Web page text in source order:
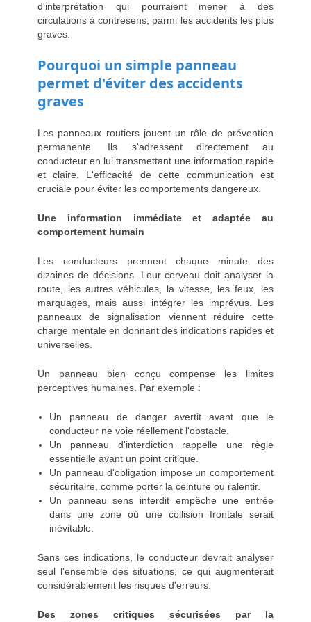
d'interprétation qui pourraient mener à des
circulations à contresens, parmi les accidents les plus
graves.
Pourquoi un simple panneau
permet d'éviter des accidents
graves
Les panneaux routiers jouent un rôle de prévention
permanente. Ils s'adressent directement au
conducteur en lui transmettant une information rapide
et claire. L'efficacité de cette communication est
cruciale pour éviter les comportements dangereux.
Une information immédiate et adaptée au
comportement humain
Les conducteurs prennent chaque minute des
dizaines de décisions. Leur cerveau doit analyser la
route, les autres véhicules, la vitesse, les feux, les
marquages, mais aussi intégrer les imprévus. Les
panneaux de signalisation viennent réduire cette
charge mentale en donnant des indications rapides et
universelles.
Un panneau bien conçu compense les limites
perceptives humaines. Par exemple :
Un panneau de danger avertit avant que le
conducteur ne voie réellement l'obstacle.
Un panneau d'interdiction rappelle une règle
essentielle avant un point critique.
Un panneau d'obligation impose un comportement
sécuritaire, comme porter la ceinture ou ralentir.
Un panneau sens interdit empêche une entrée
dans une zone où une collision frontale serait
inévitable.
Sans ces indications, le conducteur devrait analyser
seul l'ensemble des situations, ce qui augmenterait
considérablement les risques d'erreurs.
Des zones critiques sécurisées par la